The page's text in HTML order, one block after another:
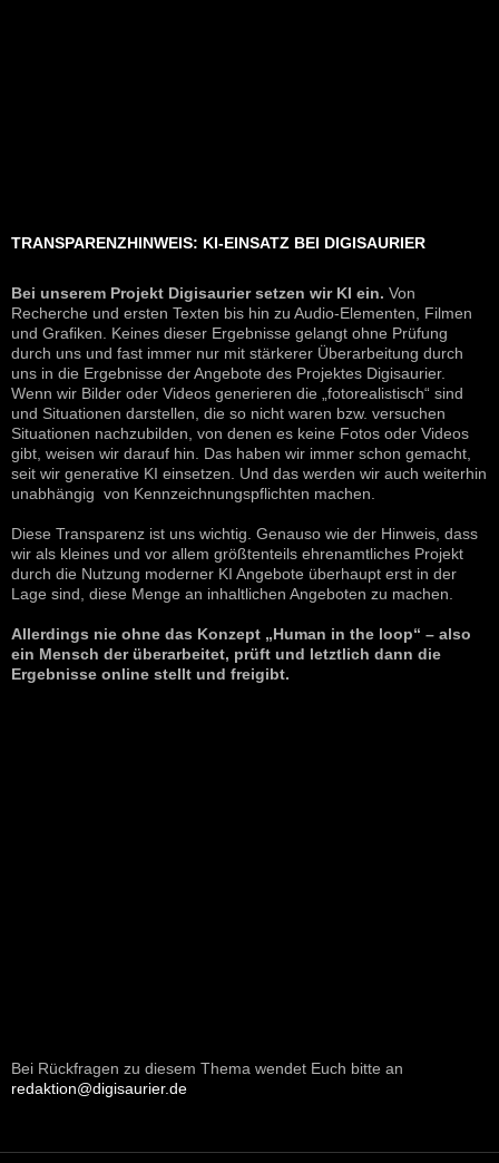
TRANSPARENZHINWEIS: KI-EINSATZ BEI DIGISAURIER
Bei unserem Projekt Digisaurier setzen wir KI ein. Von
Recherche und ersten Texten bis hin zu Audio-Elementen, Filmen
und Grafiken. Keines dieser Ergebnisse gelangt ohne Prüfung
durch uns und fast immer nur mit stärkerer Überarbeitung durch
uns in die Ergebnisse der Angebote des Projektes Digisaurier.
Wenn wir Bilder oder Videos generieren die „fotorealistisch“ sind
und Situationen darstellen, die so nicht waren bzw. versuchen
Situationen nachzubilden, von denen es keine Fotos oder Videos
gibt, weisen wir darauf hin. Das haben wir immer schon gemacht,
seit wir generative KI einsetzen. Und das werden wir auch weiterhin
unabhängig von Kennzeichnungspflichten machen.
Diese Transparenz ist uns wichtig. Genauso wie der Hinweis, dass
wir als kleines und vor allem größtenteils ehrenamtliches Projekt
durch die Nutzung moderner KI Angebote überhaupt erst in der
Lage sind, diese Menge an inhaltlichen Angeboten zu machen.
Allerdings nie ohne das Konzept „Human in the loop“ – also
ein Mensch der überarbeitet, prüft und letztlich dann die
Ergebnisse online stellt und freigibt.
Bei Rückfragen zu diesem Thema wendet Euch bitte an
redaktion@digisaurier.de